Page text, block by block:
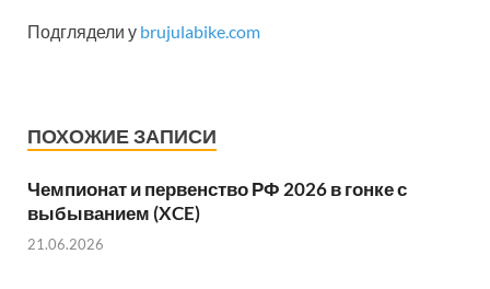
Подглядели у brujulabike.com
ПОХОЖИЕ ЗАПИСИ
Чемпионат и первенство РФ 2026 в гонке с
выбыванием (XCE)
21.06.2026